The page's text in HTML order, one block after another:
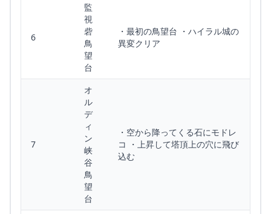
6
監
視
砦
鳥
望
台
・最初の鳥望台 ・ハイラル城の
異変クリア
7
オ
ル
デ
ィ
ン
峡
谷
鳥
望
台
・空から降ってくる石にモドレ
コ ・上昇して塔頂上の穴に飛び
込む